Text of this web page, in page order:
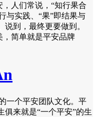
人们常说，“知行果合
与实践、“果”即结果与
说到，最终更要做到。
简单就是平安品牌
一个平安团队文化。平
俱来就是“一个平安”的生